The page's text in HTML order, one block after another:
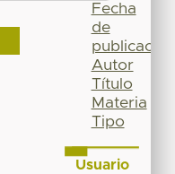
Fecha
de
publicación
Autor
Título
Materia
Tipo
Usuario